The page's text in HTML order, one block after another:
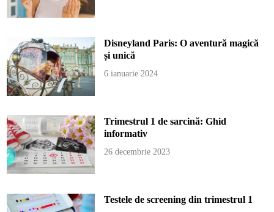
Disneyland Paris: O aventură magică
și unică
6 ianuarie 2024
Trimestrul 1 de sarcină: Ghid
informativ
26 decembrie 2023
Testele de screening din trimestrul 1